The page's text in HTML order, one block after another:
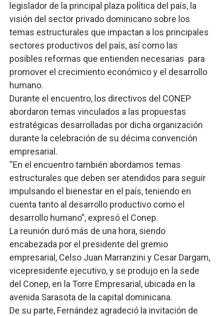
legislador de la principal plaza política del país, la
visión del sector privado dominicano sobre los
temas estructurales que impactan a los principales
sectores productivos del país, así como las
posibles reformas que entienden necesarias para
promover el crecimiento económico y el desarrollo
humano.
Durante el encuentro, los directivos del CONEP
abordaron temas vinculados a las propuestas
estratégicas desarrolladas por dicha organización
durante la celebración de su décima convención
empresarial.
“En el encuentro también abordamos temas
estructurales que deben ser atendidos para seguir
impulsando el bienestar en el país, teniendo en
cuenta tanto al desarrollo productivo como el
desarrollo humano”, expresó el Conep.
La reunión duró más de una hora, siendo
encabezada por el presidente del gremio
empresarial, Celso Juan Marranzini y Cesar Dargam,
vicepresidente ejecutivo, y se produjo en la sede
del Conep, en la Torre Empresarial, ubicada en la
avenida Sarasota de la capital dominicana.
De su parte, Fernández agradeció la invitación de